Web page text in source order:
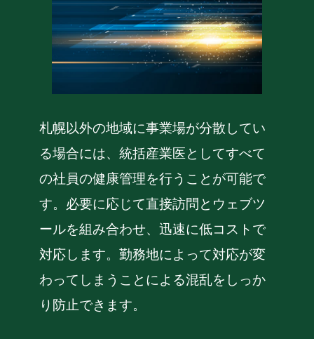
札幌以外の地域に事業場が分散してい
る場合には、統括産業医としてすべて
の社員の健康管理を行うことが可能で
す。必要に応じて直接訪問とウェブツ
ールを組み合わせ、迅速に低コストで
対応します。勤務地によって対応が変
わってしまうことによる混乱をしっか
り防止できます。